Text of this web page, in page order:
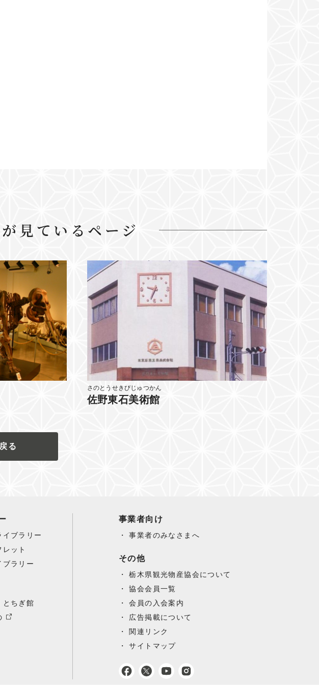
見ているページ
さのとうせきびじゅつかん
佐野東石美術館
る
イブラリー
ット
ブラリー
とちぎ館
事業者向け
事業者のみなさまへ
その他
栃木県観光物産協会について
協会会員一覧
会員の入会案内
広告掲載について
関連リンク
サイトマップ